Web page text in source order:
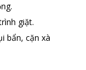
giặt.
bẩn, cặn xà